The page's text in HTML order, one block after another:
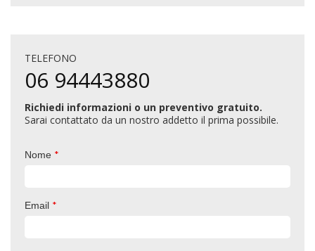
TELEFONO
06 94443880
Richiedi informazioni o un preventivo gratuito.
Sarai contattato da un nostro addetto il prima possibile.
Nome *
Email *